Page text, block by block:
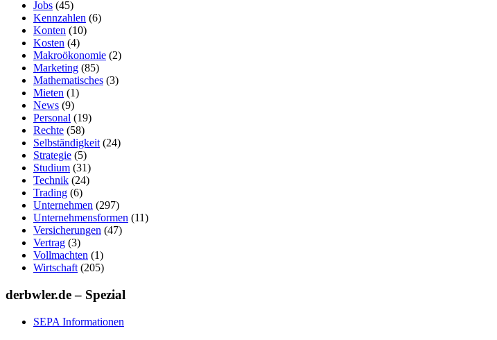
Jobs (45)
Kennzahlen (6)
Konten (10)
Kosten (4)
Makroökonomie (2)
Marketing (85)
Mathematisches (3)
Mieten (1)
News (9)
Personal (19)
Rechte (58)
Selbständigkeit (24)
Strategie (5)
Studium (31)
Technik (24)
Trading (6)
Unternehmen (297)
Unternehmensformen (11)
Versicherungen (47)
Vertrag (3)
Vollmachten (1)
Wirtschaft (205)
derbwler.de – Spezial
SEPA Informationen